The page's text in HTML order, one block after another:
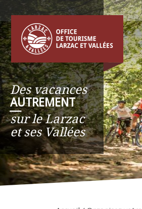
Des vacances
AUTREMENT
__
sur le Larzac
et ses Vallées